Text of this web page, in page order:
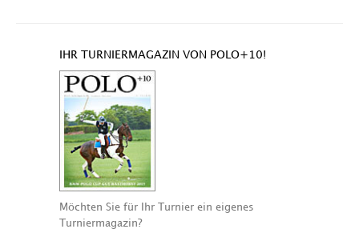
IHR TURNIERMAGAZIN VON POLO+10!
Möchten Sie für Ihr Turnier ein eigenes
Turniermagazin?